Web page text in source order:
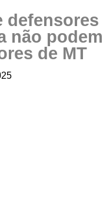
defensores
não podem
de MT